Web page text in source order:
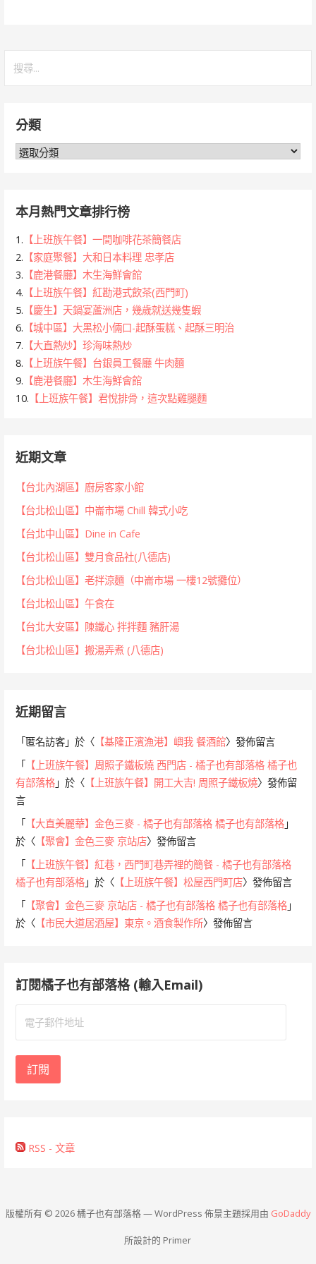
字:分類
分
本月熱門文章排行榜
1. 【上班族午餐】一間咖啡花茶簡餐店
2. 【家庭聚餐】大和日本料理 忠孝店
3. 【鹿港餐廳】木生海鮮會館
4. 【上班族午餐】紅勘港式飲茶(西門町)
5. 【慶生】天鍋宴蘆洲店，幾歲就送幾隻蝦
6. 【城中區】大黑松小倆口-起酥蛋糕、起酥三明治
7. 【大直熱炒】珍海味熱炒
8. 【上班族午餐】台銀員工餐廳 牛肉麵
9. 【鹿港餐廳】木生海鮮會館
10. 【上班族午餐】君悅排骨，這次點雞腿麵
近期文章
【台北內湖區】廚房客家小館
【台北松山區】中崙市場 Chill 韓式小吃
【台北中山區】Dine in Cafe
【台北松山區】雙月食品社(八德店)
【台北松山區】老拌涼麵（中崙市場 一樓12號攤位）
【台北松山區】午食在
【台北大安區】陳鐵心 拌拌麵 豬肝湯
【台北松山區】搬湯弄煮 (八德店)
近期留言
「匿名訪客 」於〈 【基隆正濱漁港】嶼我 餐酒館〉發佈留言
「
【上班族午餐】周照子鐵板燒 西門店 - 橘子也有部落格 橘子也
有部落格 」於〈 【上班族午餐】開工大吉! 周照子鐵板燒〉發佈留
言
「
【大直美麗華】金色三麥 - 橘子也有部落格 橘子也有部落格 」
於〈 【聚會】金色三麥 京站店〉發佈留言
「
【上班族午餐】紅巷，西門町巷弄裡的簡餐 - 橘子也有部落格
橘子也有部落格 」於〈 【上班族午餐】松屋西門町店〉發佈留言
「
【聚會】金色三麥 京站店 - 橘子也有部落格 橘子也有部落格 」
於〈 【市民大道居酒屋】東京。酒食製作所〉發佈留言
訂閱橘子也有部落格 (輸入Email)
地
訂閱
RSS - 文章
版權所有 © 2026 橘子也有部落格 — WordPress 佈景主題採用由 GoDaddy
所設計的 Primer